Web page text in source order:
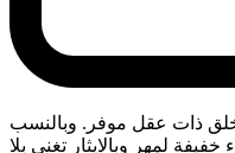
خلق ذات عقل موفر. وبالنسب
لمهر وبالايثار تغني بلا